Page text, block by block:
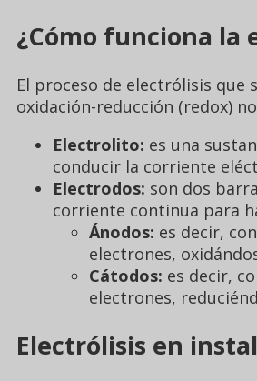
¿Cómo funciona la
El proceso de electrólisis que
oxidación-reducción (redox)
Electrolito: es una
conducir la corriente
Electrodos: son dos
corriente continua para
Ánodos: es decir,
electrones,
Cátodos: es decir,
electrones,
Electrólisis en